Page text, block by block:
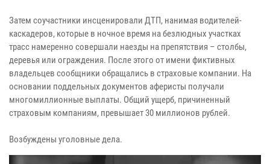
Затем соучастники инсценировали ДТП, нанимая водителей-
каскадеров, которые в ночное время на безлюдных участках
трасс намеренно совершали наезды на препятствия – столбы,
деревья или ограждения. После этого от имени фиктивных
владельцев сообщники обращались в страховые компании. На
основании поддельных документов аферисты получали
многомиллионные выплаты. Общий ущерб, причиненный
страховым компаниям, превышает 30 миллионов рублей.
Возбуждены уголовные дела.